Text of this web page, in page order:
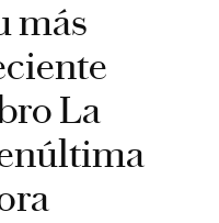
más
La